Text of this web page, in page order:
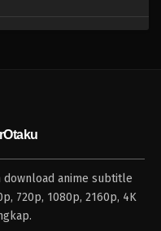
download anime subtitle
720p, 1080p, 2160p, 4K